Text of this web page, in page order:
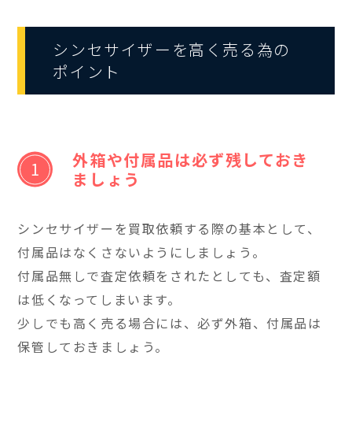
シンセサイザーを高く売る為の
ポイント
外箱や付属品は必ず残しておき
ましょう
シンセサイザーを買取依頼する際の基本として、
付属品はなくさないようにしましょう。
付属品無しで査定依頼をされたとしても、査定額
は低くなってしまいます。
少しでも高く売る場合には、必ず外箱、付属品は
保管しておきましょう。